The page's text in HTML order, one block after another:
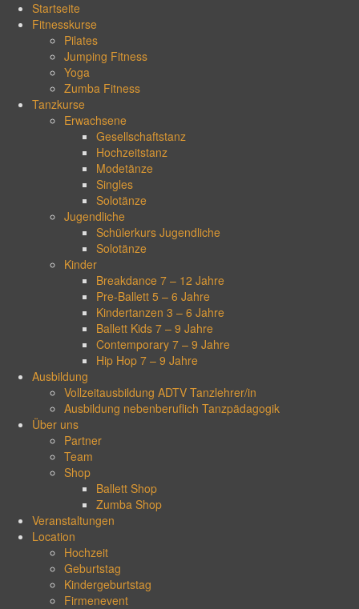
Zum
Inhalt
Startseite
Fitnesskurse
Pilates
Jumping Fitness
Yoga
Zumba Fitness
Tanzkurse
Erwachsene
Gesellschaftstanz
Hochzeitstanz
Modetänze
Singles
Solotänze
Jugendliche
Schülerkurs Jugendliche
Solotänze
Kinder
Breakdance 7 – 12 Jahre
Pre-Ballett 5 – 6 Jahre
Kindertanzen 3 – 6 Jahre
Ballett Kids 7 – 9 Jahre
Contemporary 7 – 9 Jahre
Hip Hop 7 – 9 Jahre
Ausbildung
Vollzeitausbildung ADTV Tanzlehrer/in
Ausbildung nebenberuflich Tanzpädagogik
Über uns
Partner
Team
Shop
Ballett Shop
Zumba Shop
Veranstaltungen
Location
Hochzeit
Geburtstag
Kindergeburtstag
Firmenevent